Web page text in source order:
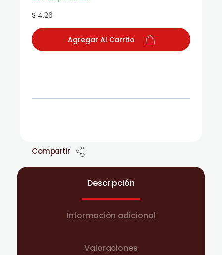
$ 4.26
Agregar Al Carrito
Compartir
Descripción
Información adicional
Valoraciones